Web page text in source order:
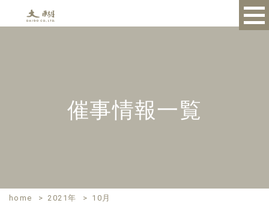
催事情報一覧
home > 2021年 > 10月